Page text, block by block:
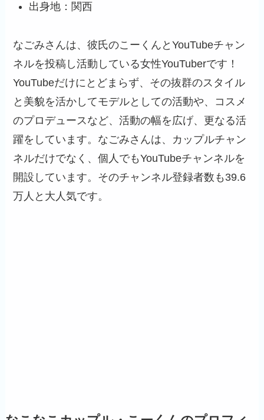
出身地：関西
なごみさんは、彼氏のこーくんとYouTubeチャン
ネルを投稿し活動している女性YouTuberです！
YouTubeだけにとどまらず、その抜群のスタイル
と美貌を活かしてモデルとしての活動や、コスメ
のプロデュースなど、活動の幅を広げ、更なる活
躍をしています。なごみさんは、カップルチャン
ネルだけでなく、個人でもYouTubeチャンネルを
開設しています。そのチャンネル登録者数も39.6
万人と大人気です。